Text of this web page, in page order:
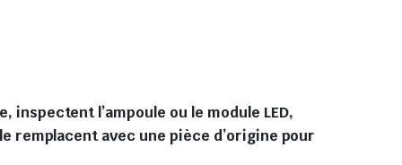
l’ampoule ou le module LED,
remplacent avec une pièce d’origine pour